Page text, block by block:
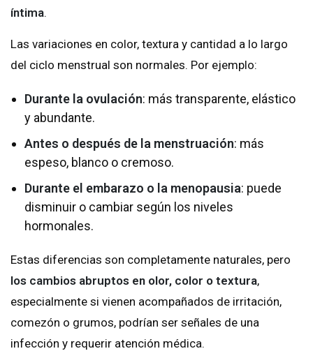
íntima.
Las variaciones en color, textura y cantidad a lo largo
del ciclo menstrual son normales. Por ejemplo:
Durante la ovulación: más transparente, elástico
y abundante.
Antes o después de la menstruación: más
espeso, blanco o cremoso.
Durante el embarazo o la menopausia: puede
disminuir o cambiar según los niveles
hormonales.
Estas diferencias son completamente naturales, pero
los cambios abruptos en olor, color o textura,
especialmente si vienen acompañados de irritación,
comezón o grumos, podrían ser señales de una
infección y requerir atención médica.